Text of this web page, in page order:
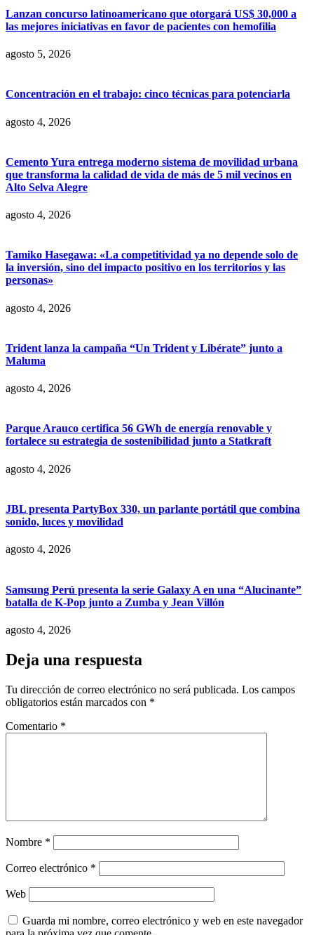
Lanzan concurso latinoamericano que otorgará US$ 30,000 a
las mejores iniciativas en favor de pacientes con hemofilia
agosto 5, 2026
Concentración en el trabajo: cinco técnicas para potenciarla
agosto 4, 2026
Cemento Yura entrega moderno sistema de movilidad urbana
que transforma la calidad de vida de más de 5 mil vecinos en
Alto Selva Alegre
agosto 4, 2026
Tamiko Hasegawa: «La competitividad ya no depende solo de
la inversión, sino del impacto positivo en los territorios y las
personas»
agosto 4, 2026
Trident lanza la campaña “Un Trident y Libérate” junto a
Maluma
agosto 4, 2026
Parque Arauco certifica 56 GWh de energía renovable y
fortalece su estrategia de sostenibilidad junto a Statkraft
agosto 4, 2026
JBL presenta PartyBox 330, un parlante portátil que combina
sonido, luces y movilidad
agosto 4, 2026
Samsung Perú presenta la serie Galaxy A en una “Alucinante”
batalla de K-Pop junto a Zumba y Jean Villón
agosto 4, 2026
Deja una respuesta
Tu dirección de correo electrónico no será publicada. Los campos
obligatorios están marcados con *
Comentario *
Nombre *
Correo electrónico *
Web
Guarda mi nombre, correo electrónico y web en este navegador